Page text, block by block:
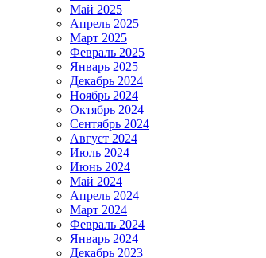
Май 2025
Апрель 2025
Март 2025
Февраль 2025
Январь 2025
Декабрь 2024
Ноябрь 2024
Октябрь 2024
Сентябрь 2024
Август 2024
Июль 2024
Июнь 2024
Май 2024
Апрель 2024
Март 2024
Февраль 2024
Январь 2024
Декабрь 2023